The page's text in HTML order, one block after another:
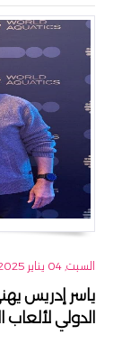
السبت, 04 يناير 2025 - 06:28 م
ياسر إدريس
الدولي